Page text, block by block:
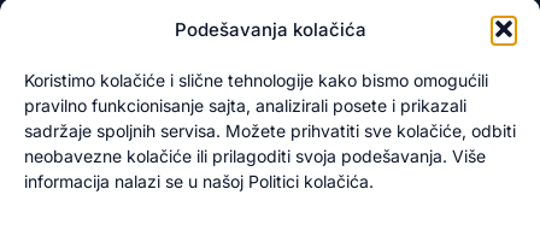
Podešavanja kolačića
Koristimo kolačiće i slične tehnologije kako bismo omogućili
pravilno funkcionisanje sajta, analizirali posete i prikazali
sadržaje spoljnih servisa. Možete prihvatiti sve kolačiće, odbiti
neobavezne kolačiće ili prilagoditi svoja podešavanja. Više
informacija nalazi se u našoj Politici kolačića.
Kosančićeva 4
12000 Požarevac, Srbija
info@novotarium.org
+381 60 343 5999